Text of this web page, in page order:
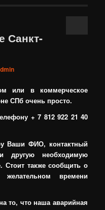
Санкт-
или в коммерческое
СПб очень просто.
+ 7 812 922 21 40
Ваши ФИО, контактный
другую необходимую
также сообщить о
желательном времени
то, что наша аварийная